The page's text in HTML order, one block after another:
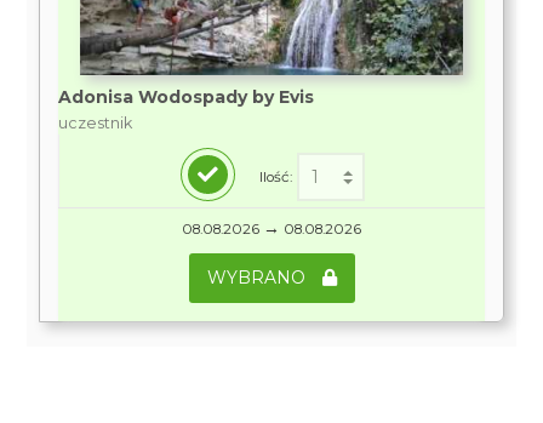
Adonisa Wodospady by Evis
uczestnik
Ilość:
08.08.2026 → 08.08.2026
WYBRANO